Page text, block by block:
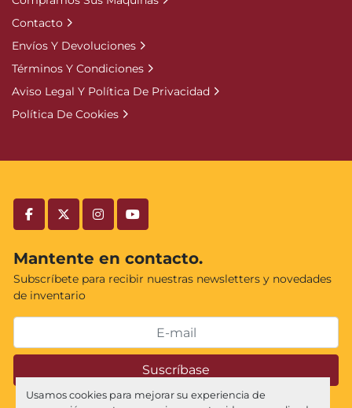
Usamos cookies para mejorar su experiencia de
facebooktwitterinstagramyoutube
Mantente en contacto.
Subscríbete para recibir nuestras newsletters y novedades
de inventario
Suscríbase
Contacto
Envíos Y Devoluciones
Términos Y Condiciones
Aviso Legal Y Política De Privacidad
Política De Cookies